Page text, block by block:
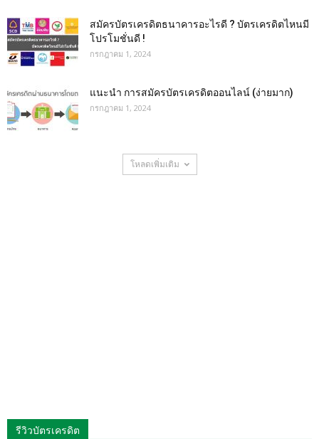
สมัครบัตรเครดิตธนาคารอะไรดี ? บัตรเครดิตไหนมี
โปรโมชั่นดี !
กรกฎาคม 1, 2024
แนะนำ การสมัครบัตรเครดิตออนไลน์ (ง่ายมาก)
กรกฎาคม 1, 2024
โหลดเพิ่มเติม
รีวิวบัตรเครดิต